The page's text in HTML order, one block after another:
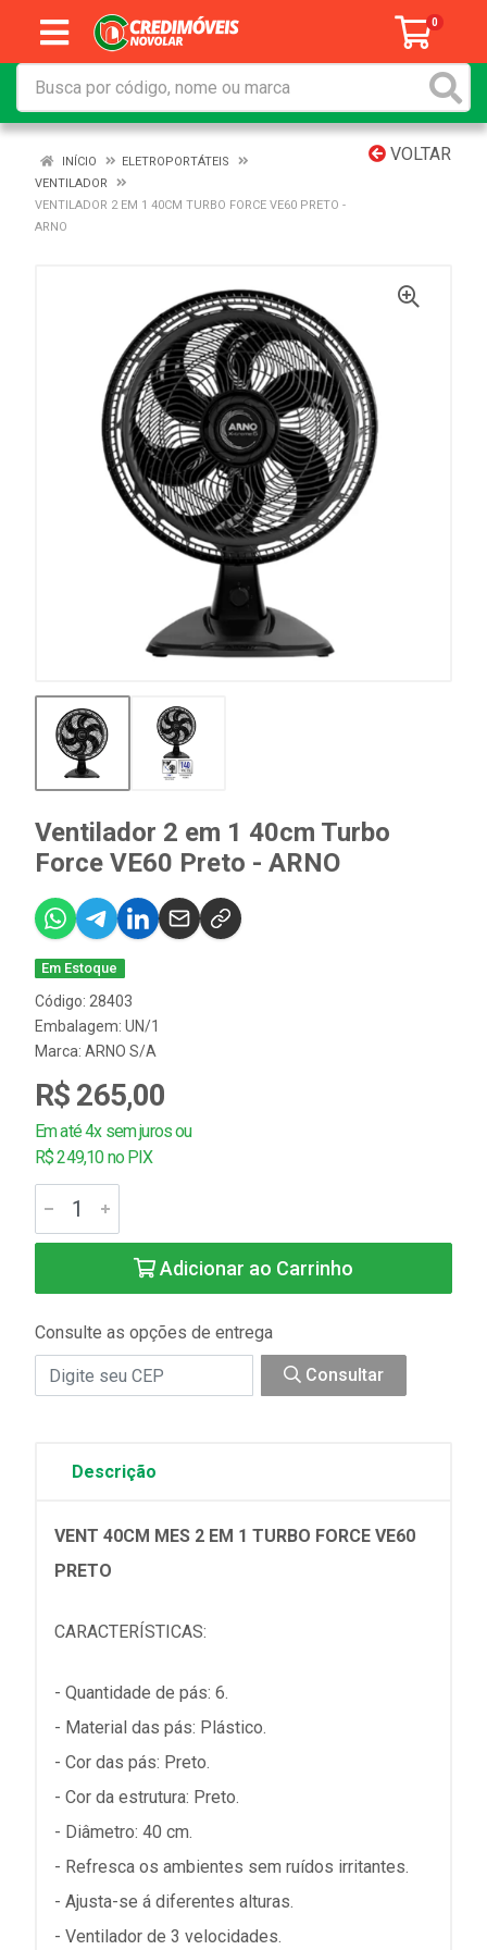
0
VOLTAR
INÍCIO
ELETROPORTÁTEIS
VENTILADOR
VENTILADOR 2 EM 1 40CM TURBO FORCE VE60 PRETO -
ARNO
Ventilador 2 em 1 40cm Turbo
Force VE60 Preto - ARNO
Em Estoque
Código: 28403
Embalagem: UN/1
Marca: ARNO S/A
R$ 265,00
Em até 4x sem juros ou
R$ 249,10 no PIX
Adicionar ao Carrinho
Consulte as opções de entrega
Consultar
Descrição
VENT 40CM MES 2 EM 1 TURBO FORCE VE60
PRETO
CARACTERÍSTICAS:
- Quantidade de pás: 6.
- Material das pás: Plástico.
- Cor das pás: Preto.
- Cor da estrutura: Preto.
- Diâmetro: 40 cm.
- Refresca os ambientes sem ruídos irritantes.
- Ajusta-se á diferentes alturas.
- Ventilador de 3 velocidades.